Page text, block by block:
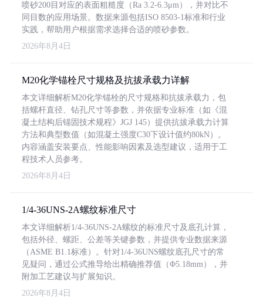
喷砂200目对应的表面粗糙度（Ra 3.2-6.3μm），并对比不
同目数的应用场景。数据来源包括ISO 8503-1标准和行业
实践，帮助用户根据需求选择合适的喷砂参数。
2026年8月4日
M20化学锚栓尺寸规格及抗拔承载力详解
本文详细解析M20化学锚栓的尺寸规格和抗拔承载力，包
括螺杆直径、钻孔尺寸等参数，并依据专业标准（如《混
凝土结构后锚固技术规程》JGJ 145）提供抗拔承载力计算
方法和典型数值（如混凝土强度C30下设计值约80kN）。
内容涵盖安装要点、性能影响因素及选型建议，适用于工
程技术人员参考。
2026年8月4日
1/4-36UNS-2A螺纹标准尺寸
本文详细解析1/4-36UNS-2A螺纹的标准尺寸及底孔计算，
包括外径、螺距、公差等关键参数，并提供专业数据来源
（ASME B1.1标准）。针对1/4-36UNS螺纹底孔尺寸的常
见疑问，通过公式推导给出精确推荐值（Φ5.18mm），并
附加工艺建议与扩展知识。
2026年8月4日